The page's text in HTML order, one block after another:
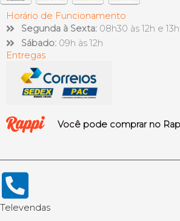
Horário de Funcionamento
Segunda à Sexta: 08h30 às 12h e 13h
Sábado: 09h às 12h
Entregas
Você pode comprar no
Televendas